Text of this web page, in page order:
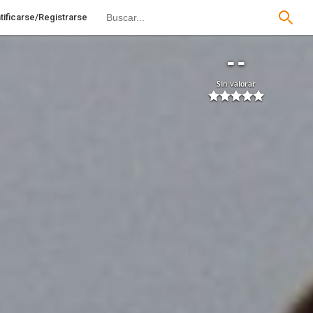
Registrarse
--
Sin valorar